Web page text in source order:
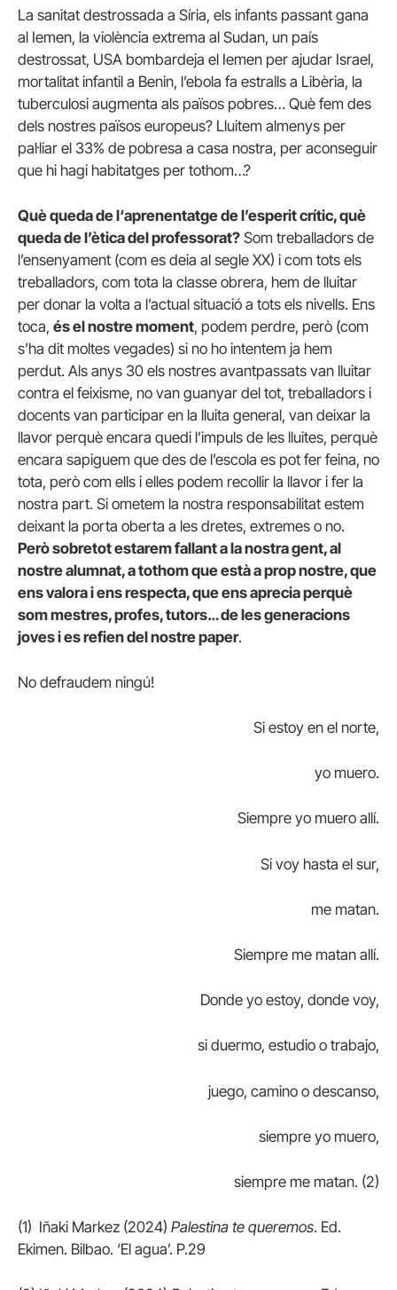
La sanitat destrossada a Síria, els infants passant gana
al Iemen, la violència extrema al Sudan, un país
destrossat, USA bombardeja el Iemen per ajudar Israel,
mortalitat infantil a Benin, l’ebola fa estralls a Libèria, la
tuberculosi augmenta als països pobres… Què fem des
dels nostres països europeus? Lluitem almenys per
pal·liar el 33% de pobresa a casa nostra, per aconseguir
que hi hagi habitatges per tothom…?
Què queda de l‘aprenentatge de l’esperit crític, què
queda de l’ètica del professorat? Som treballadors de
l’ensenyament (com es deia al segle XX) i com tots els
treballadors, com tota la classe obrera, hem de lluitar
per donar la volta a l’actual situació a tots els nivells. Ens
toca, és el nostre moment, podem perdre, però (com
s’ha dit moltes vegades) si no ho intentem ja hem
perdut. Als anys 30 els nostres avantpassats van lluitar
contra el feixisme, no van guanyar del tot, treballadors i
docents van participar en la lluita general, van deixar la
llavor perquè encara quedi l’impuls de les lluites, perquè
encara sapiguem que des de l’escola es pot fer feina, no
tota, però com ells i elles podem recollir la llavor i fer la
nostra part. Si ometem la nostra responsabilitat estem
deixant la porta oberta a les dretes, extremes o no.
Però sobretot estarem fallant a la nostra gent, al
nostre alumnat, a tothom que està a prop nostre, que
ens valora i ens respecta, que ens aprecia perquè
som mestres, profes, tutors… de les generacions
joves i es refien del nostre paper.
No defraudem ningú!
Si estoy en el norte,
yo muero.
Siempre yo muero allí.
Si voy hasta el sur,
me matan.
Siempre me matan allí.
Donde yo estoy, donde voy,
si duermo, estudio o trabajo,
juego, camino o descanso,
siempre yo muero,
siempre me matan. (2)
(1) Iñaki Markez (2024) Palestina te queremos. Ed.
Ekimen. Bilbao. ‘El agua’. P.29